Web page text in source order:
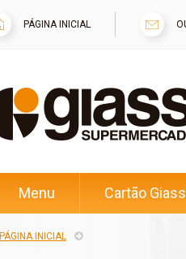
PÁGINA INICIAL
Menu Cartão
PÁGINA INICIAL